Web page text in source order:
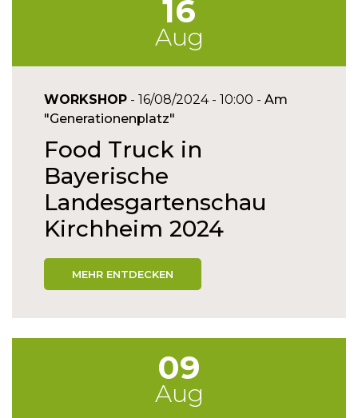
16
Aug
WORKSHOP - 16/08/2024 - 10:00 - Am
"Generationenplatz"
Food Truck in
Bayerische
Landesgartenschau
Kirchheim 2024
MEHR ENTDECKEN
09
Aug